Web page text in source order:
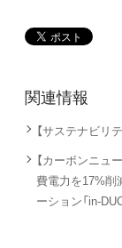
関連情報
【サステナビリ
【カーボンニュ
費電力を17%削
ーション「in-